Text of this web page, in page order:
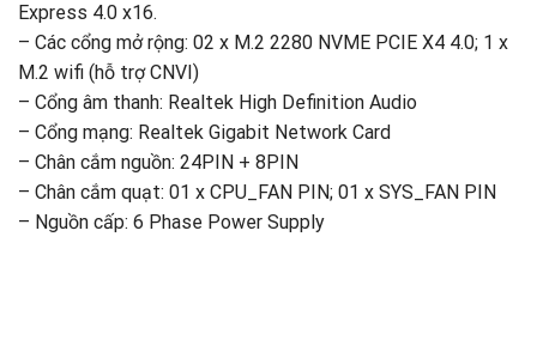
Express 4.0 x16.
– Các cổng mở rộng: 02 x M.2 2280 NVME PCIE X4 4.0; 1 x
M.2 wifi (hỗ trợ CNVI)
– Cổng âm thanh: Realtek High Definition Audio
– Cổng mạng: Realtek Gigabit Network Card
– Chân cắm nguồn: 24PIN + 8PIN
– Chân cắm quạt: 01 x CPU_FAN PIN; 01 x SYS_FAN PIN
– Nguồn cấp: 6 Phase Power Supply